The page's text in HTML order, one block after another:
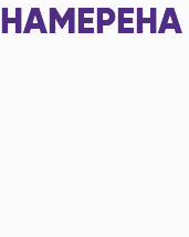
НАМЕРЕНА